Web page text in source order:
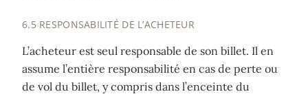
6.5 RESPONSABILITÉ DE L’ACHETEUR
L’acheteur est seul responsable de son billet. Il en
assume l’entière responsabilité en cas de perte ou
de vol du billet, y compris dans l’enceinte du